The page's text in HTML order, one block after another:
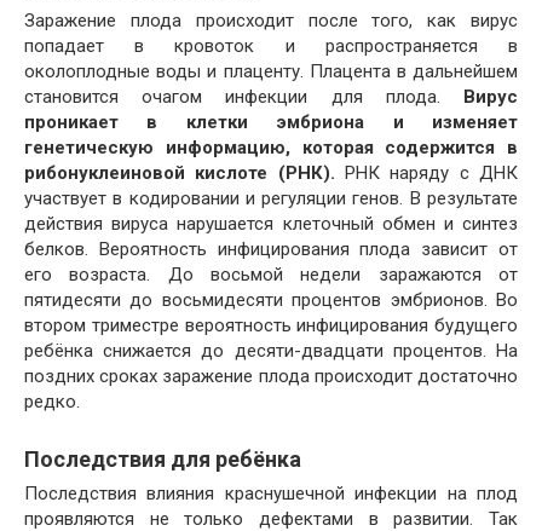
Заражение плода происходит после того, как вирус
попадает в кровоток и распространяется в
околоплодные воды и плаценту. Плацента в дальнейшем
становится очагом инфекции для плода. Вирус
проникает в клетки эмбриона и изменяет
генетическую информацию, которая содержится в
рибонуклеиновой кислоте (РНК). РНК наряду с ДНК
участвует в кодировании и регуляции генов. В результате
действия вируса нарушается клеточный обмен и синтез
белков. Вероятность инфицирования плода зависит от
его возраста. До восьмой недели заражаются от
пятидесяти до восьмидесяти процентов эмбрионов. Во
втором триместре вероятность инфицирования будущего
ребёнка снижается до десяти-двадцати процентов. На
поздних сроках заражение плода происходит достаточно
редко.
Последствия для ребёнка
Последствия влияния краснушечной инфекции на плод
проявляются не только дефектами в развитии. Так